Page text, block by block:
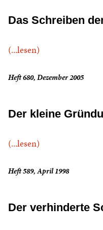
Das Schreiben
(...lesen)
Heft 680, Dezember 2005
Der kleine
(...lesen)
Heft 589, April 1998
Der verhinderte